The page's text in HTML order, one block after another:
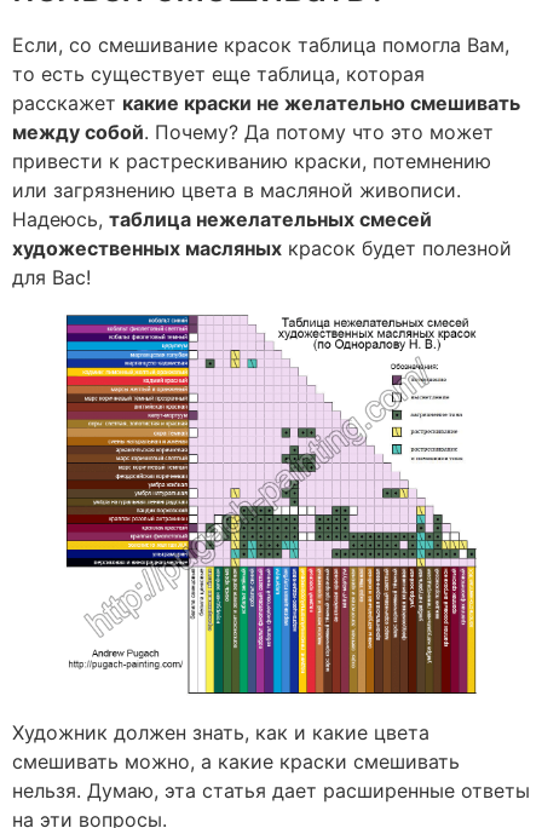
Если, со смешивание красок таблица помогла Вам,
то есть существует еще таблица, которая
расскажет какие краски не желательно смешивать
между собой. Почему? Да потому что это может
привести к растрескиванию краски, потемнению
или загрязнению цвета в масляной живописи.
Надеюсь, таблица нежелательных смесей
художественных масляных красок будет полезной
для Вас!
Художник должен знать, как и какие цвета
смешивать можно, а какие краски смешивать
нельзя. Думаю, эта статья дает расширенные ответы
на эти вопросы.